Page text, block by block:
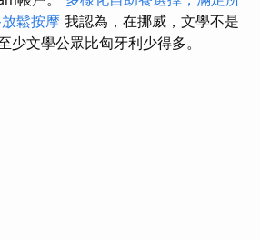
鬆按摩 我認為，在挪威，文學不是
少文學公眾比匈牙利少得多。